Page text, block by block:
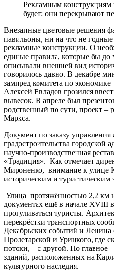
Рекламным конструкциям
будет: они перекрывают
Внезапные цветовые решения
павильоны, ни на что не
рекламные конструкции. О
единые правила, которые бы до
описывали внешней вид
говорилось давно. В декабре
зампред комитета по
Алексей Евладов грозился
вывесок. В апреле был
родственный по сути, проект –
Маркса.
Документ по заказу управления
градостроительства городской
научно-производственная
«Традиция». Как отмечает
Мироненко, внимание к улице
историческим и туристическим
Улица протяжённостью 2,2 км
документах ещё в начале XVIII
прогуливаться туристы.
перекрёстки транспортных
Декабрьских событий и Ленина
Пролетарской и Урицкого, где
потоки, – с другой. Но главное
зданий, расположенных на
культурного наследия.